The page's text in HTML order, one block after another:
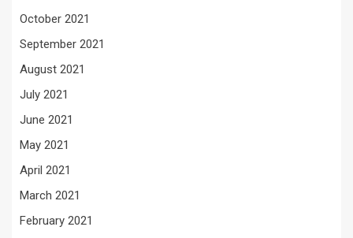
October 2021
September 2021
August 2021
July 2021
June 2021
May 2021
April 2021
March 2021
February 2021